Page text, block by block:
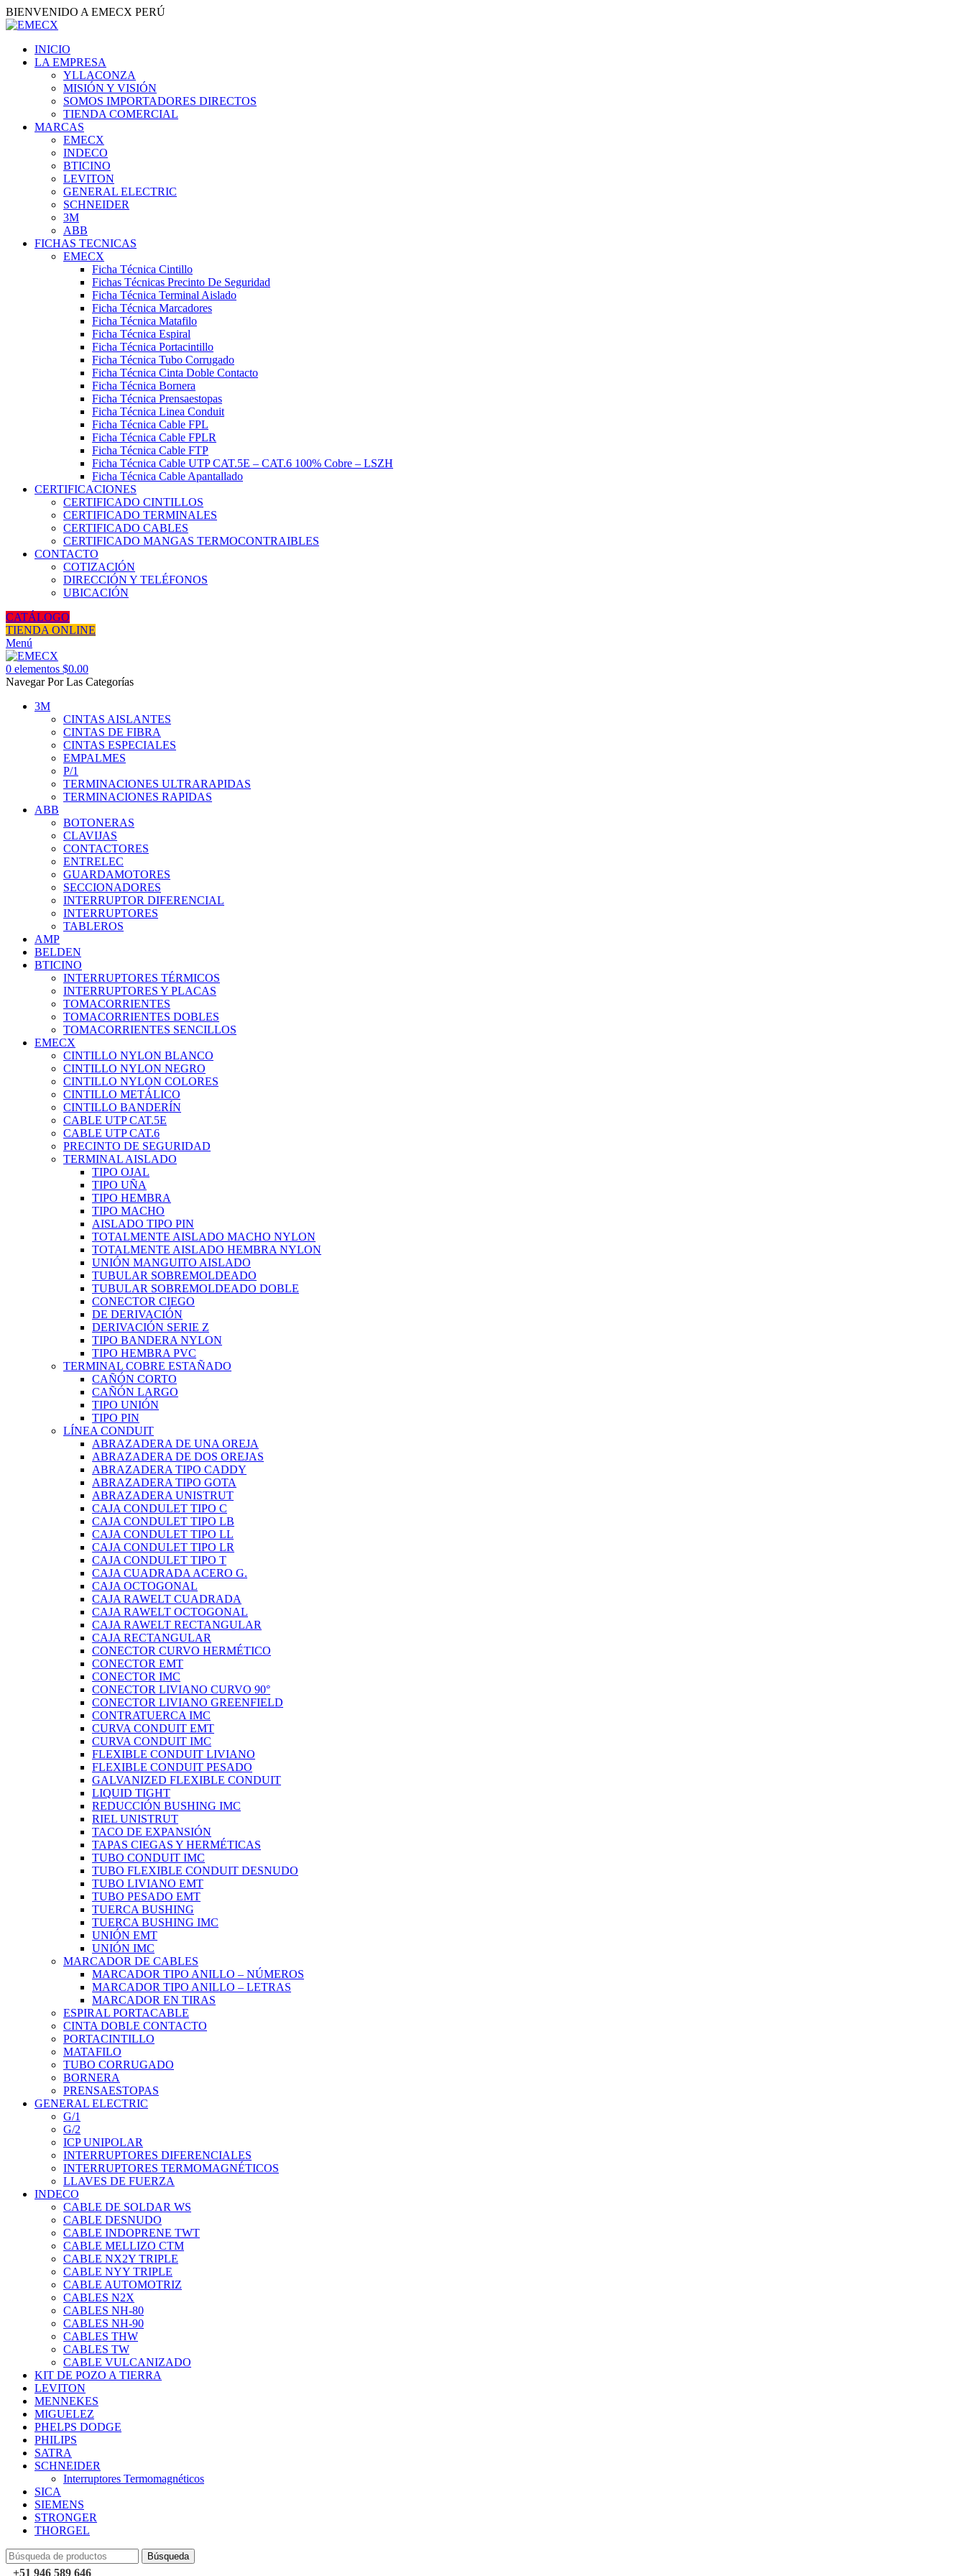
BIENVENIDO A EMECX PERÚ
INICIO
LA EMPRESA
YLLACONZA
MISIÓN Y VISIÓN
SOMOS IMPORTADORES DIRECTOS
TIENDA COMERCIAL
MARCAS
EMECX
INDECO
BTICINO
LEVITON
GENERAL ELECTRIC
SCHNEIDER
3M
ABB
FICHAS TECNICAS
EMECX
Ficha Técnica Cintillo
Fichas Técnicas Precinto De Seguridad
Ficha Técnica Terminal Aislado
Ficha Técnica Marcadores
Ficha Técnica Matafilo
Ficha Técnica Espiral
Ficha Técnica Portacintillo
Ficha Técnica Tubo Corrugado
Ficha Técnica Cinta Doble Contacto
Ficha Técnica Bornera
Ficha Técnica Prensaestopas
Ficha Técnica Linea Conduit
Ficha Técnica Cable FPL
Ficha Técnica Cable FPLR
Ficha Técnica Cable FTP
Ficha Técnica Cable UTP CAT.5E – CAT.6 100% Cobre – LSZH
Ficha Técnica Cable Apantallado
CERTIFICACIONES
CERTIFICADO CINTILLOS
CERTIFICADO TERMINALES
CERTIFICADO CABLES
CERTIFICADO MANGAS TERMOCONTRAIBLES
CONTACTO
COTIZACIÓN
DIRECCIÓN Y TELÉFONOS
UBICACIÓN
CATÁLOGO
TIENDA ONLINE
Menú
0 elementos $0.00
Navegar Por Las Categorías
3M
CINTAS AISLANTES
CINTAS DE FIBRA
CINTAS ESPECIALES
EMPALMES
P/1
TERMINACIONES ULTRARAPIDAS
TERMINACIONES RAPIDAS
ABB
BOTONERAS
CLAVIJAS
CONTACTORES
ENTRELEC
GUARDAMOTORES
SECCIONADORES
INTERRUPTOR DIFERENCIAL
INTERRUPTORES
TABLEROS
AMP
BELDEN
BTICINO
INTERRUPTORES TÉRMICOS
INTERRUPTORES Y PLACAS
TOMACORRIENTES
TOMACORRIENTES DOBLES
TOMACORRIENTES SENCILLOS
EMECX
CINTILLO NYLON BLANCO
CINTILLO NYLON NEGRO
CINTILLO NYLON COLORES
CINTILLO METÁLICO
CINTILLO BANDERÍN
CABLE UTP CAT.5E
CABLE UTP CAT.6
PRECINTO DE SEGURIDAD
TERMINAL AISLADO
TIPO OJAL
TIPO UÑA
TIPO HEMBRA
TIPO MACHO
AISLADO TIPO PIN
TOTALMENTE AISLADO MACHO NYLON
TOTALMENTE AISLADO HEMBRA NYLON
UNIÓN MANGUITO AISLADO
TUBULAR SOBREMOLDEADO
TUBULAR SOBREMOLDEADO DOBLE
CONECTOR CIEGO
DE DERIVACIÓN
DERIVACIÓN SERIE Z
TIPO BANDERA NYLON
TIPO HEMBRA PVC
TERMINAL COBRE ESTAÑADO
CAÑÓN CORTO
CAÑÓN LARGO
TIPO UNIÓN
TIPO PIN
LÍNEA CONDUIT
ABRAZADERA DE UNA OREJA
ABRAZADERA DE DOS OREJAS
ABRAZADERA TIPO CADDY
ABRAZADERA TIPO GOTA
ABRAZADERA UNISTRUT
CAJA CONDULET TIPO C
CAJA CONDULET TIPO LB
CAJA CONDULET TIPO LL
CAJA CONDULET TIPO LR
CAJA CONDULET TIPO T
CAJA CUADRADA ACERO G.
CAJA OCTOGONAL
CAJA RAWELT CUADRADA
CAJA RAWELT OCTOGONAL
CAJA RAWELT RECTANGULAR
CAJA RECTANGULAR
CONECTOR CURVO HERMÉTICO
CONECTOR EMT
CONECTOR IMC
CONECTOR LIVIANO CURVO 90°
CONECTOR LIVIANO GREENFIELD
CONTRATUERCA IMC
CURVA CONDUIT EMT
CURVA CONDUIT IMC
FLEXIBLE CONDUIT LIVIANO
FLEXIBLE CONDUIT PESADO
GALVANIZED FLEXIBLE CONDUIT
LIQUID TIGHT
REDUCCIÓN BUSHING IMC
RIEL UNISTRUT
TACO DE EXPANSIÓN
TAPAS CIEGAS Y HERMÉTICAS
TUBO CONDUIT IMC
TUBO FLEXIBLE CONDUIT DESNUDO
TUBO LIVIANO EMT
TUBO PESADO EMT
TUERCA BUSHING
TUERCA BUSHING IMC
UNIÓN EMT
UNIÓN IMC
MARCADOR DE CABLES
MARCADOR TIPO ANILLO – NÚMEROS
MARCADOR TIPO ANILLO – LETRAS
MARCADOR EN TIRAS
ESPIRAL PORTACABLE
CINTA DOBLE CONTACTO
PORTACINTILLO
MATAFILO
TUBO CORRUGADO
BORNERA
PRENSAESTOPAS
GENERAL ELECTRIC
G/1
G/2
ICP UNIPOLAR
INTERRUPTORES DIFERENCIALES
INTERRUPTORES TERMOMAGNÉTICOS
LLAVES DE FUERZA
INDECO
CABLE DE SOLDAR WS
CABLE DESNUDO
CABLE INDOPRENE TWT
CABLE MELLIZO CTM
CABLE NX2Y TRIPLE
CABLE NYY TRIPLE
CABLE AUTOMOTRIZ
CABLES N2X
CABLES NH-80
CABLES NH-90
CABLES THW
CABLES TW
CABLE VULCANIZADO
KIT DE POZO A TIERRA
LEVITON
MENNEKES
MIGUELEZ
PHELPS DODGE
PHILIPS
SATRA
SCHNEIDER
Interruptores Termomagnéticos
SICA
SIEMENS
STRONGER
THORGEL
Búsqueda
+51 946 589 646